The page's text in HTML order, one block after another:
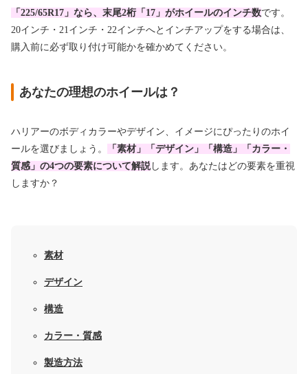
「225/65R17」なら、末尾2桁「17」がホイールのインチ数です。
20インチ・21インチ・22インチへとインチアップをする場合は、
購入前に必ず取り付け可能かを確かめてください。
あなたの理想のホイールは？
ハリアーのボディカラーやデザイン、イメージにぴったりのホイ
ールを選びましょう。
「素材」「デザイン」「構造」「カラー・
質感」の4つの要素について解説します。あなたはどの要素を重視
しますか？
素材
デザイン
構造
カラー・質感
製造方法